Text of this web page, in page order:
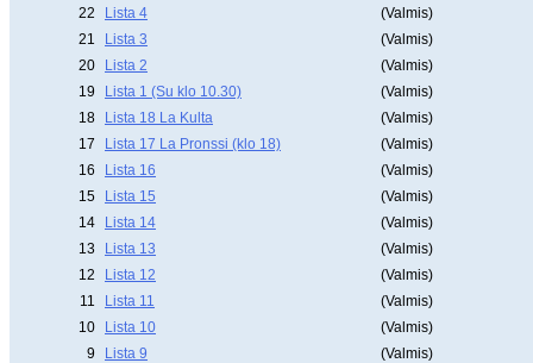
22
Lista 4
(Valmis)
21
Lista 3
(Valmis)
20
Lista 2
(Valmis)
19
Lista 1 (Su klo 10.30)
(Valmis)
18
Lista 18 La Kulta
(Valmis)
17
Lista 17 La Pronssi (klo 18)
(Valmis)
16
Lista 16
(Valmis)
15
Lista 15
(Valmis)
14
Lista 14
(Valmis)
13
Lista 13
(Valmis)
12
Lista 12
(Valmis)
11
Lista 11
(Valmis)
10
Lista 10
(Valmis)
9
Lista 9
(Valmis)